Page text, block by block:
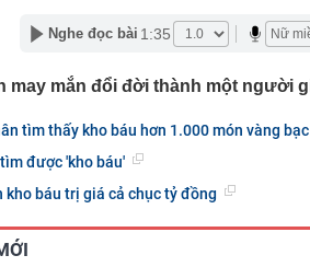
giao dịch thẻ tại ngân hàng sau sẽ tạm thời
“có biến" sau thông tin quan trọng
triệu cổ phiếu thưởng
nhận biết cửa gỗ, tủ gỗ trong nhà bị mối,
giao dịch trên HoSE: Chốt trả cổ tức tiền
tháng 8
Nghe đọc bài 1:35
may mắn đổi đời thành một người
tìm thấy kho báu hơn 1.000 món vàng bạc
được 'kho báu'
báu trị giá cả chục tỷ đồng